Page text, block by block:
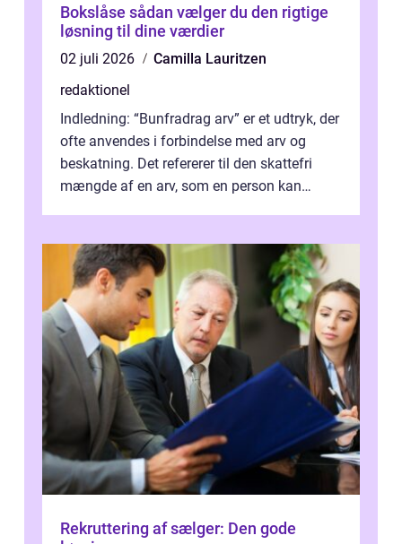
Bokslåse sådan vælger du den rigtige
løsning til dine værdier
02 juli 2026
Camilla Lauritzen
redaktionel
Indledning: “Bunfradrag arv” er et udtryk, der
ofte anvendes i forbindelse med arv og
beskatning. Det refererer til den skattefri
mængde af en arv, som en person kan
Rekruttering af sælger: Den gode